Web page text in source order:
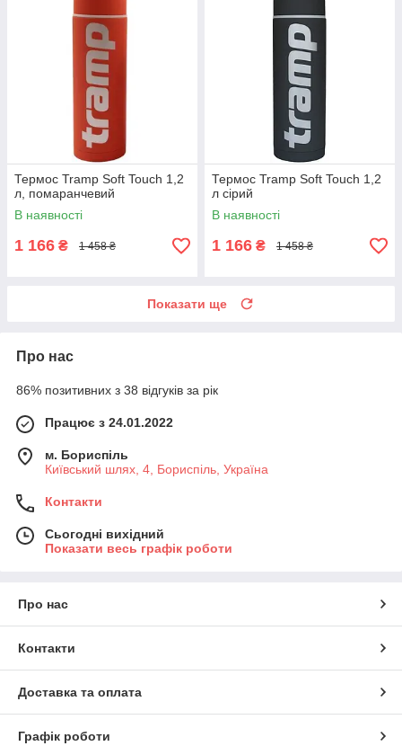
Термос Tramp Soft Touch 1,2
л, помаранчевий
В наявності
1 166 ₴ 1 458 ₴
Термос Tramp Soft Touch 1,2
л сірий
В наявності
1 166 ₴ 1 458 ₴
Показати ще
Про нас
86% позитивних з 38 відгуків за рік
Працює з 24.01.2022
м. Бориспіль
Київський шлях, 4, Бориспіль, Україна
Контакти
Сьогодні вихідний
Показати весь графік роботи
Про нас
Контакти
Доставка та оплата
Графік роботи